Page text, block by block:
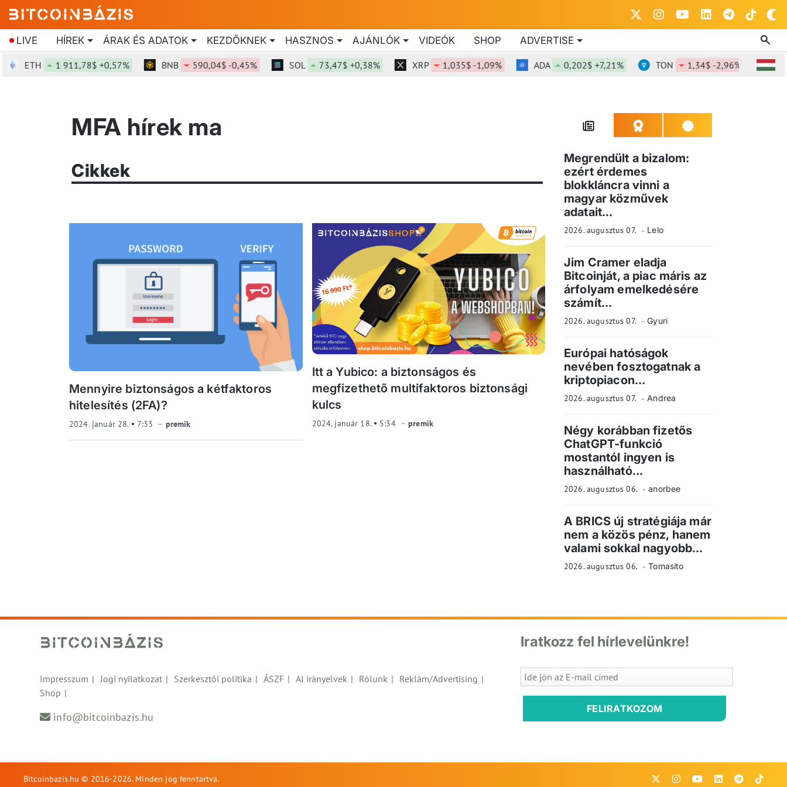
LIVE HÍREK ÁRAK ÉS ADATOK KEZDŐKNEK HASZNOS AJÁNLÓK VIDEÓK SHOP ADVERTISE
ETH 1 911,78$ +0,57% BNB 590,04$ -0,45% SOL 73,47$ +0,38% XRP 1,035$ -1,09% ADA 0,202$ +7,21% TON 1,34$ -2,96% DOT
MFA hírek ma
Cikkek
Mennyire biztonságos a kétfaktoros
hitelesítés (2FA)?
2024. január 28. 7:33 premik
Itt a Yubico: a biztonságos és
megfizethető multifaktoros biztonsági
kulcs
2024. január 18. 5:34 premik
Megrendült a bizalom:
ezért érdemes
blokkláncra vinni a
magyar közművek
adatait...
2026. augusztus 07. Lelo
Jim Cramer eladja
Bitcoinját, a piac máris az
árfolyam emelkedésére
számít...
2026. augusztus 07. Gyuri
Európai hatóságok
nevében fosztogatnak a
kriptopiacon...
2026. augusztus 07. Andrea
Négy korábban fizetős
ChatGPT-funkció
mostantól ingyen is
használható...
2026. augusztus 06. anorbee
A BRICS új stratégiája már
nem a közös pénz, hanem
valami sokkal nagyobb...
2026. augusztus 06. Tomasito
Impresszum Jogi nyilatkozat Szerkesztői politika ÁSZF AI irányelvek Rólunk
Reklám/Advertising
Shop
info@bitcoinbazis.hu
Iratkozz fel hírlevelünkre!
FELIRATKOZOM
Bitcoinbazis.hu © 2016-2026. Minden jog fenntartva.